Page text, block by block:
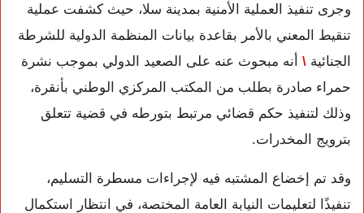
وجرى تنفيذ العملية الأمنية بمدينة سلا، حيث كشفت عملية
تنقيط المعني بالأمر بقاعدة بيانات المنظمة الدولية للشرطة
الجنائية \ أنه مبحوث عنه على الصعيد الدولي بموجب نشرة
حمراء صادرة بطلب من المكتب المركزي الوطني بأنقرة،
وذلك لتنفيذ حكم قضائي مرتبط بتورطه في قضية تتعلق
بترويج المخدرات.
وقد تم إخضاع المشتبه فيه لإجراءات مسطرة التسليم،
تنفيذًا لتعليمات النيابة العامة المختصة، في انتظار استكمال